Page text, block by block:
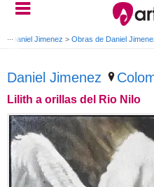
> Daniel Jimenez > Obras de Daniel
Daniel Jimenez
Lilith a orillas del Rio Nilo